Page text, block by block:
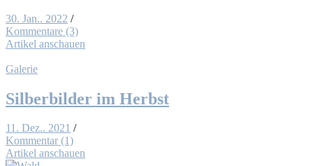
30. Jan.. 2022 /
Kommentare (3)
Artikel anschauen
Galerie
Sil­ber­bil­der im Herbst
11. Dez.. 2021 /
Kommentar (1)
Artikel anschauen